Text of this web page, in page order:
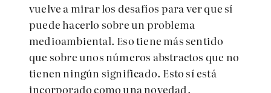
vuelve a mirar los desafíos para ver que sí
puede hacerlo sobre un problema
medioambiental. Eso tiene más sentido
que sobre unos números abstractos que no
tienen ningún significado. Esto sí está
incorporado como una novedad.